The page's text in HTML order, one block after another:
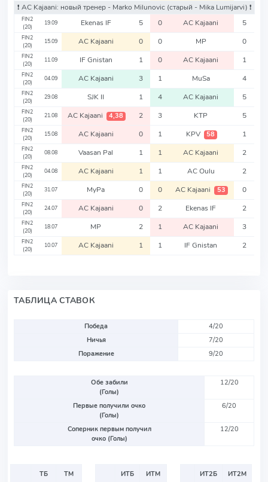
❗️ AC Kajaani: новый тренер - Marko Milunovic (старый - Mika Lumijarvi) ❗️
FIN2
(20)
19.09 Ekenas IF 5 0 AC Kajaani 5
FIN2
(20)
15.09 AC Kajaani 0 0 MP 0
FIN2
(20)
11.09 IF Gnistan 1 0 AC Kajaani 1
FIN2
(20)
04.09 AC Kajaani 3 1 MuSa 4
FIN2
(20)
29.08 SJK II 1 4 AC Kajaani 5
FIN2
(20)
21.08 AC Kajaani 4,38 2 3 KTP 5
FIN2
(20)
15.08 AC Kajaani 0 1 KPV 58 1
FIN2
(20)
08.08 Vaasan Pal 1 1 AC Kajaani 2
FIN2
(20)
04.08 AC Kajaani 1 1 AC Oulu 2
FIN2
(20)
31.07 MyPa 0 0 AC Kajaani 53 0
FIN2
(20)
24.07 AC Kajaani 0 2 Ekenas IF 2
FIN2
(20)
18.07 MP 2 1 AC Kajaani 3
FIN2
(20)
10.07 AC Kajaani 1 1 IF Gnistan 2
ТАБЛИЦА СТАВОК
Победа
4/20
Ничья
7/20
Поражение
9/20
Обе забили
(Голы)
12/20
Первые получили очко
(Голы)
6/20
Соперник первым получил
очко (Голы)
12/20
ТБ
ТМ
ИТБ
ИТМ
ИТ2Б
ИТ2М